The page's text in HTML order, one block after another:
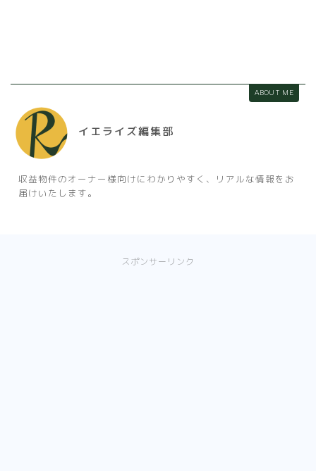
ABOUT ME
イエライズ編集部
収益物件のオーナー様向けにわかりやすく、リアルな情報をお
届けいたします。
スポンサーリンク